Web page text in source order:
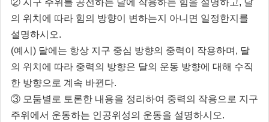
의 위치에 따라 힘의 방향이 변하는지 아니면 일정한지를
설명하시오.
(예시) 달에는 항상 지구 중심 방향의 중력이 작용하며, 달
의 위치에 따라 중력의 방향은 달의 운동 방향에 대해 수직
한 방향으로 계속 바뀐다.
③ 모둠별로 토론한 내용을 정리하여 중력의 작용으로 지구
주위에서 운동하는 인공위성의 운동을 설명하시오.